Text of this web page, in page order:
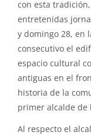
con esta
entretenidas
y domingo 28, en
consecutivo el
espacio cultural
antiguas en el
historia de la
primer alcalde de
Al respecto el